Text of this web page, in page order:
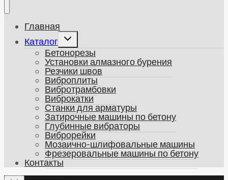
Главная
Каталог
Развернуть
дочернее
меню
Бетонорезы
Установки алмазного бурения
Резчики швов
Виброплиты
Вибротрамбовки
Виброкатки
Станки для арматуры
Затирочные машины по бетону
Глубинные вибраторы
Виброрейки
Мозаично-шлифовальные машины
Фрезеровальные машины по бетону
Контакты